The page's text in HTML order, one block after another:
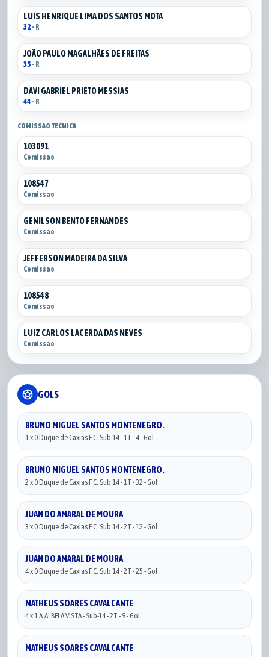
LUÍS HENRIQUE LIMA DOS SANTOS MOTA
32- R
JOÃO PAULO MAGALHÃES DE FREITAS
35 - R
DAVI GABRIEL PRIETO MESSIAS
44 - R
COMISSAO TECNICA
103091
Comissao
108547
Comissao
GENILSON BENTO FERNANDES
Comissao
JEFFERSON MADEIRA DA SILVA
Comissao
108548
Comissao
LUIZ CARLOS LACERDA DAS NEVES
Comissao
sports_soccer GOLS
BRUNO MIGUEL SANTOS MONTENEGRO.
1 x 0 Duque de Caxias F.C. Sub 14 - 1T - 4 - Gol
BRUNO MIGUEL SANTOS MONTENEGRO.
2 x 0 Duque de Caxias F.C. Sub 14 - 1T - 32 - Gol
JUAN DO AMARAL DE MOURA
3 x 0 Duque de Caxias F.C. Sub 14 - 2T - 12 - Gol
JUAN DO AMARAL DE MOURA
4 x 0 Duque de Caxias F.C. Sub 14 - 2T - 25 - Gol
MATHEUS SOARES CAVALCANTE
4 x 1 A.A. BELA VISTA - Sub-14 - 2T - 9 - Gol
MATHEUS SOARES CAVALCANTE